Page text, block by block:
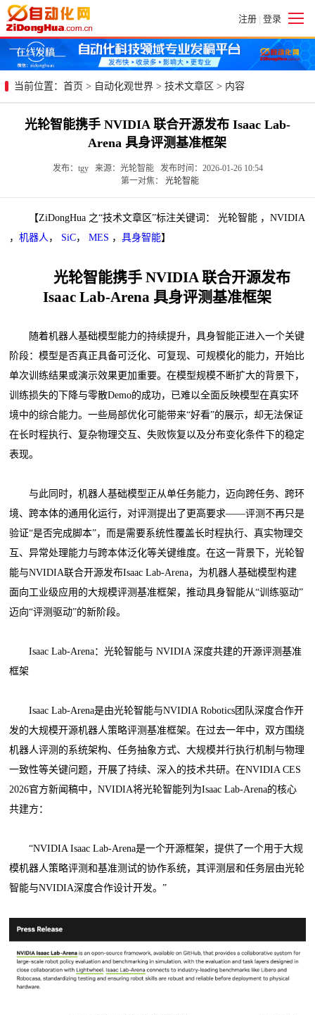
注册 | 登录
当前位置： 首页 > 自动化观世界 > 技术文章区 > 内容
光轮智能携手 NVIDIA 联合开源发布 Isaac Lab-
Arena 具身评测基准框架
发布：tgy 来源：光轮智能 发布时间：2026-01-26 10:54
第一对焦： 光轮智能
【ZiDongHua 之“技术文章区”标注关键词： 光轮智能 ，NVIDIA
，机器人 ， SiC，MES ，具身智能】
光轮智能携手 NVIDIA 联合开源发布
Isaac Lab-Arena 具身评测基准框架
随着机器人基础模型能力的持续提升，具身智能正进入一个关键
阶段：模型是否真正具备可泛化、可复现、可规模化的能力，开始比
单次训练结果或演示效果更加重要。在模型规模不断扩大的背景下，
训练损失的下降与零散Demo的成功，已难以全面反映模型在真实环
境中的综合能力。一些局部优化可能带来“好看”的展示，却无法保证
在长时程执行、复杂物理交互、失败恢复以及分布变化条件下的稳定
表现。
与此同时，机器人基础模型正从单任务能力，迈向跨任务、跨环
境、跨本体的通用化运行，对评测提出了更高要求——评测不再只是
验证“是否完成脚本”，而是需要系统性覆盖长时程执行、真实物理交
互、异常处理能力与跨本体泛化等关键维度。在这一背景下，光轮智
能与NVIDIA联合开源发布Isaac Lab-Arena，为机器人基础模型构建
面向工业级应用的大规模评测基准框架，推动具身智能从“训练驱动”
迈向“评测驱动”的新阶段。
Isaac Lab-Arena：光轮智能与 NVIDIA 深度共建的开源评测基准
框架
Isaac Lab-Arena是由光轮智能与NVIDIA Robotics团队深度合作开
发的大规模开源机器人策略评测基准框架。在过去一年中，双方围绕
机器人评测的系统架构、任务抽象方式、大规模并行执行机制与物理
一致性等关键问题，开展了持续、深入的技术共研。在NVIDIA CES
2026官方新闻稿中，NVIDIA将光轮智能列为Isaac Lab-Arena的核心
共建方：
“NVIDIA Isaac Lab-Arena是一个开源框架，提供了一个用于大规
模机器人策略评测和基准测试的协作系统，其评测层和任务层由光轮
智能与NVIDIA深度合作设计开发。”